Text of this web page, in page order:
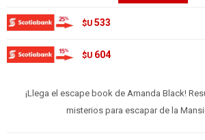
$U 533
$U 604
¡Llega el escape book de Amanda Black!
misterios para escapar de la